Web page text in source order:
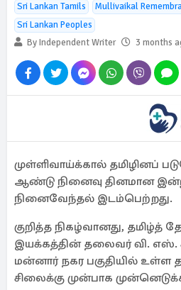
Sri Lankan Tamils
Mullivaikal
Sri Lankan Peoples
By Independent Writer
3 months
முள்ளிவாய்க்கால் தமிழினப்
ஆண்டு நினைவு தினமான
நினைவேந்தல் இடம்பெற்றது.
குறித்த நிகழ்வானது, தமிழ்த்
இயக்கத்தின் தலைவர் வி.
மன்னார் நகர பகுதியில்
சிலைக்கு முன்பாக